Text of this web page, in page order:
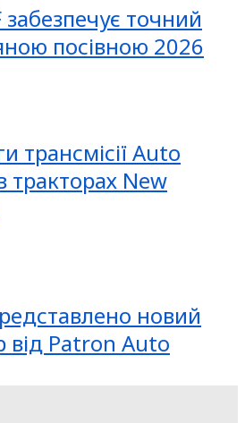
забезпечує точний
посівною 2026
трансмісії Auto
тракторах New
новий
від Patron Auto